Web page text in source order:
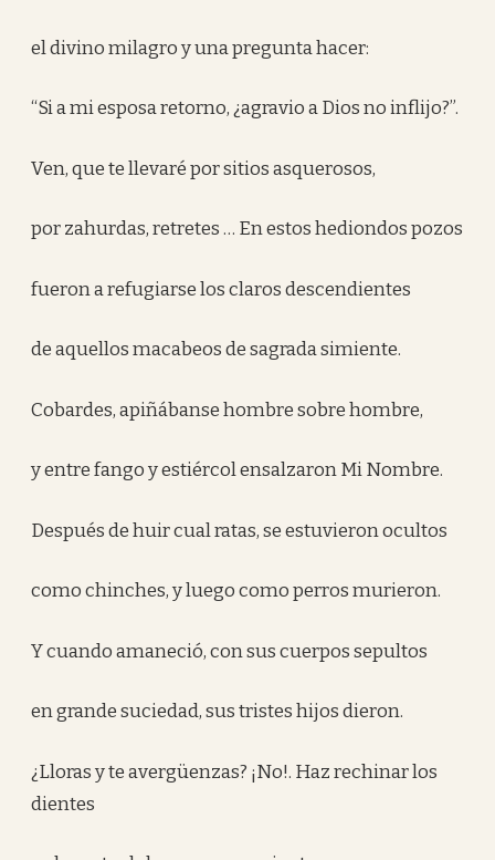
el divino milagro y una pregunta hacer:
“Si a mi esposa retorno, ¿agravio a Dios no inflijo?”.
Ven, que te llevaré por sitios asquerosos,
por zahurdas, retretes … En estos hediondos pozos
fueron a refugiarse los claros descendientes
de aquellos macabeos de sagrada simiente.
Cobardes, apiñábanse hombre sobre hombre,
y entre fango y estiércol ensalzaron Mi Nombre.
Después de huir cual ratas, se estuvieron ocultos
como chinches, y luego como perros murieron.
Y cuando amaneció, con sus cuerpos sepultos
en grande suciedad, sus tristes hijos dieron.
¿Lloras y te avergüenzas? ¡No!. Haz rechinar los
dientes